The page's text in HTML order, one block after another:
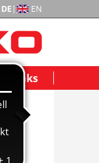
DE | EN
Links